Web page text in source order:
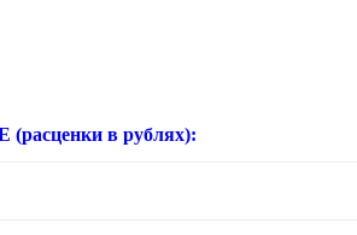
в рублях):